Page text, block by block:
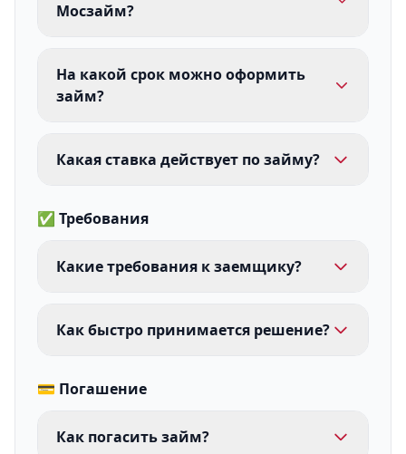
Мосзайм?
На какой срок можно оформить
займ?
Какая ставка действует по займу?
✅ Требования
Какие требования к заемщику?
Как быстро принимается решение?
💳 Погашение
Как погасить займ?